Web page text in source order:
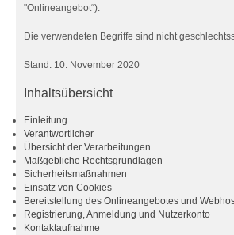
"Onlineangebot“).
Die verwendeten Begriffe sind nicht
Stand: 10. November 2020
Inhaltsübersicht
Einleitung
Verantwortlicher
Übersicht der Verarbeitungen
Maßgebliche Rechtsgrundlagen
Sicherheitsmaßnahmen
Einsatz von Cookies
Bereitstellung des Onlineangebotes und
Registrierung, Anmeldung und Nutzerkonto
Kontaktaufnahme